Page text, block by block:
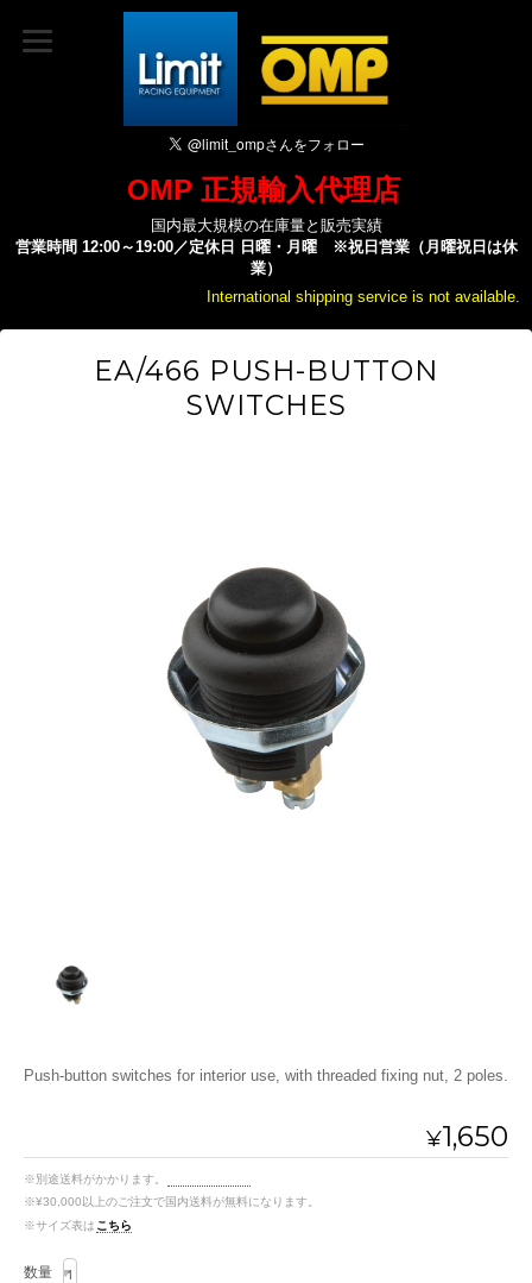
OMP 正規輸入代理店
国内最大規模の在庫量と販売実績
営業時間 12:00～19:00／定休日 日曜・月曜 ※祝日営業（月曜祝日は休
業）
International shipping service is not available.
EA/466 PUSH-BUTTON
SWITCHES
Push-button switches for interior use, with threaded fixing nut, 2 poles.
¥1,650
※別途送料がかかります。
※¥30,000以上のご注文で国内送料が無料になります。
※サイズ表は こちら
数量